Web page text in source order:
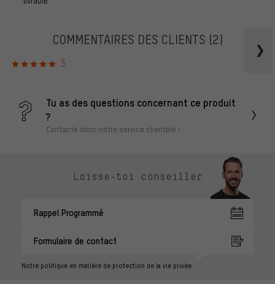
COMMENTAIRES DES CLIENTS (2)
5
Tu as des questions concernant ce produit
?
Contacte donc notre service clientèle !
Laisse-toi conseiller
Rappel Programmé
Formulaire de contact
Notre politique en matière de protection de la vie privée